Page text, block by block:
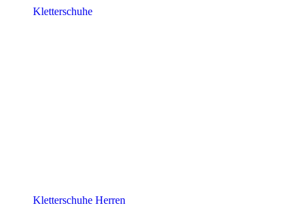
Kletterschuhe
Kletterschuhe Herren